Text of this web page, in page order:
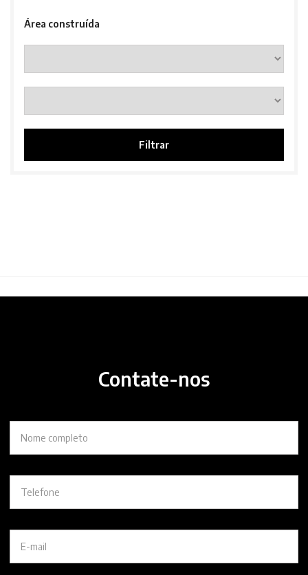
Área construída
Filtrar
Contate-nos